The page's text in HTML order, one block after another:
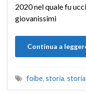
2020 nel quale fu
giovanissimi
Continua a
foibe, storia, storia